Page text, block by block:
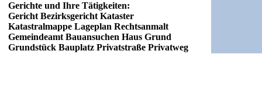
Gerichte und Ihre Tätigkeiten:
Gericht Bezirksgericht Kataster
Katastralmappe Lageplan Rechtsanmalt
Gemeindeamt Bauansuchen Haus Grund
Grundstück Bauplatz Privatstraße Privatweg